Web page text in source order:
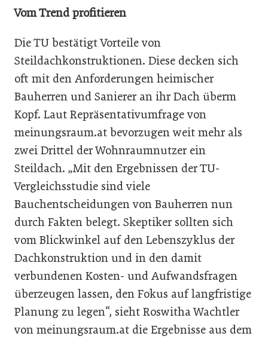
Vom Trend profitieren
Die TU bestätigt Vorteile von
Steildachkonstruktionen. Diese decken sich
oft mit den Anforderungen heimischer
Bauherren und Sanierer an ihr Dach überm
Kopf. Laut Repräsentativumfrage von
meinungsraum.at bevorzugen weit mehr als
zwei Drittel der Wohnraumnutzer ein
Steildach. „Mit den Ergebnissen der TU-
Vergleichsstudie sind viele
Bauchentscheidungen von Bauherren nun
durch Fakten belegt. Skeptiker sollten sich
vom Blickwinkel auf den Lebenszyklus der
Dachkonstruktion und in den damit
verbundenen Kosten- und Aufwandsfragen
überzeugen lassen, den Fokus auf langfristige
Planung zu legen“, sieht Roswitha Wachtler
von meinungsraum.at die Ergebnisse aus dem